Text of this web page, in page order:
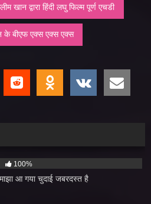
खान द्वारा हिंदी लघु फिल्म पूर्ण एचडी
के बीएफ एक्स एक्स एक्स
100%
आ गया चुदाई जबरदस्त है